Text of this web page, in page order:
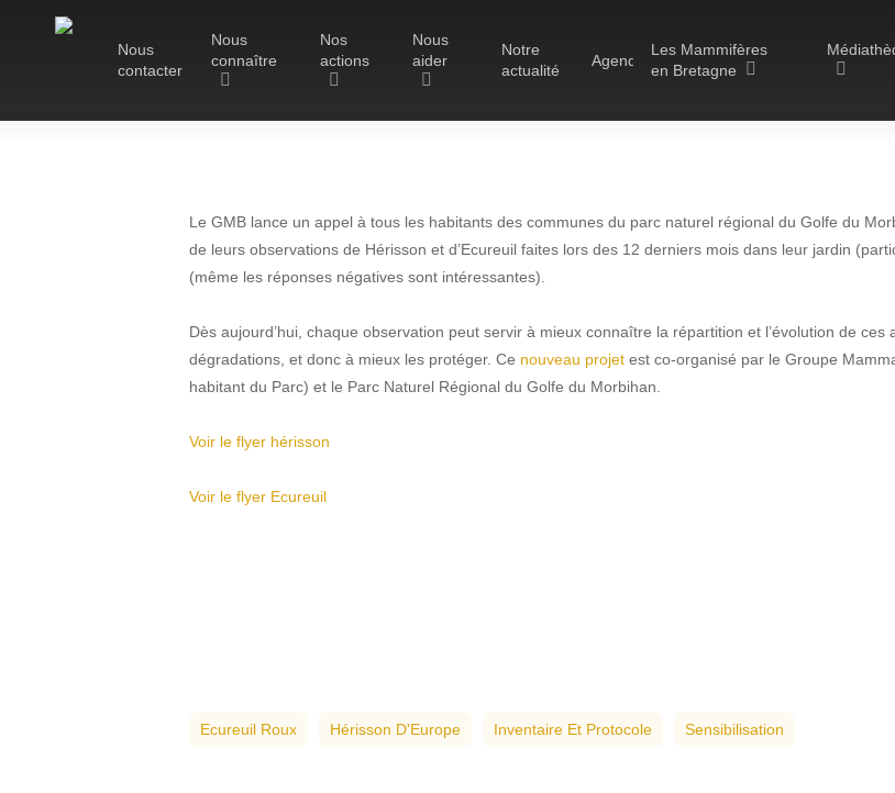
Hit enter to search or ESC to close
Nous
contacter
Nous
connaître
Nos
actions
Les Havres de paix pour la
loutre
chauves-souris
Le Fonds pour les
Mammifères
Nous
aider
Notre
actualité
Agenda
Les Mammifères
en Bretagne
Actualité
Le GMB lance une enquête
l’Écureuil dans le Parc
Le GMB lance un appel à tous les habitants des communes du parc naturel régional du Golfe du
de leurs observations de Hérisson et d’Ecureuil faites lors des 12 derniers mois dans leur jardin
(même les réponses négatives sont intéressantes).
Dès aujourd’hui, chaque observation peut servir à mieux connaître la répartition et l’évolution de
dégradations, et donc à mieux les protéger. Ce nouveau projet est co-organisé par le Groupe
habitant du Parc) et le Parc Naturel Régional du Golfe du Morbihan.
Voir le flyer hérisson
Voir le flyer Ecureuil
Ecureuil Roux Hérisson D'Europe Inventaire Et Protocole Sensibilisation